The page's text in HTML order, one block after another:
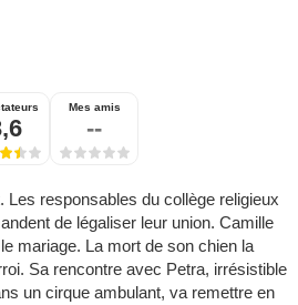
Mes amis
--
Les responsables du collège religieux
de légaliser leur union. Camille
mariage. La mort de son chien la
Sa rencontre avec Petra, irrésistible
un cirque ambulant, va remettre en